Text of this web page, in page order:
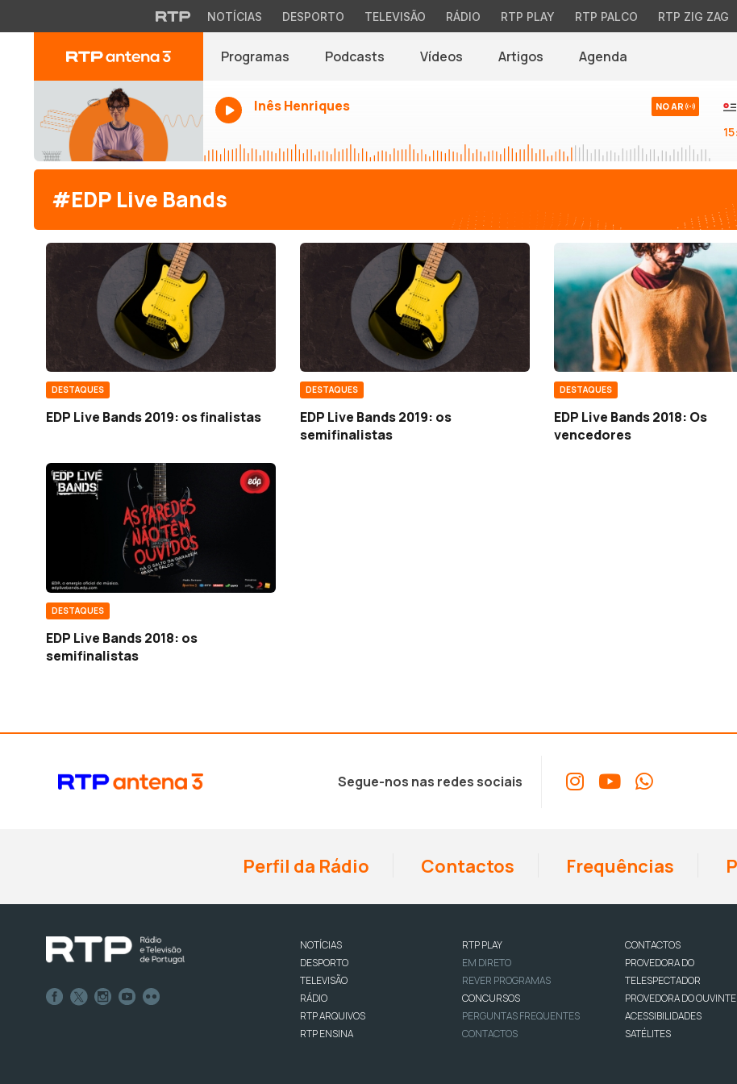
NOTÍCIAS DESPORTO TELEVISÃO RÁDIO RTP PLAY RTP PALCO RTP ZIG ZAG
Programas Podcasts Vídeos Artigos Agenda
Inês Henriques NO AR
#EDP Live Bands
DESTAQUES
EDP Live Bands 2019: os finalistas
DESTAQUES
EDP Live Bands 2019: os
semifinalistas
DESTAQUES
EDP Live Bands 2018: Os
vencedores
DESTAQUES
EDP Live Bands 2018: os
semifinalistas
Segue-nos nas redes sociais
Perfil da Rádio Contactos Frequências
NOTÍCIAS
DESPORTO
TELEVISÃO
RÁDIO
RTP ARQUIVOS
RTP ENSINA
RTP PLAY
EM DIRETO
REVER PROGRAMAS
CONCURSOS
PERGUNTAS FREQUENTES
CONTACTOS
CONTACTOS
PROVEDORA DO
TELESPECTADOR
PROVEDORA DO OUVINTE
ACESSIBILIDADES
SATÉLITES